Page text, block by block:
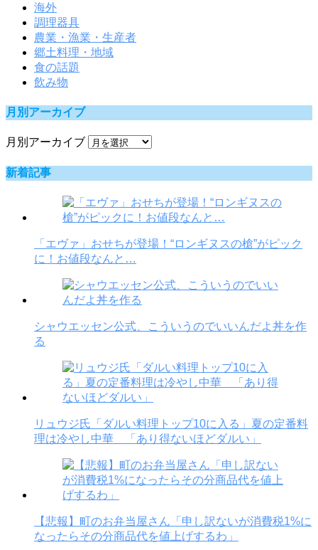
海外
調理器具
農業・漁業・生産者
郷土料理・地域
食の話題
飲み物
月別アーカイブ
月別アーカイブ
新着記事
「エヴァ」おせちが登場！“ロンギヌスの槍”がピック
に！お値段なんと…
シャウエッセン公式、こういうのでいいんだよ丼を作
る
リュウジ氏「ダルい料理トップ10に入る」夏の定番料
理は冷やし中華 「あり得ないほどダルい」
【悲報】町のお弁当屋さん「申し訳ないが消費税1%に
なったらその分商品代を値上げするわ」